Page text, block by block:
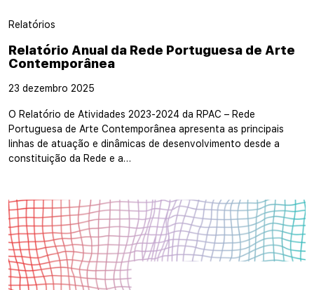
Relatórios
Relatório Anual da Rede Portuguesa de Arte
Contemporânea
23 dezembro 2025
O Relatório de Atividades 2023-2024 da RPAC – Rede
Portuguesa de Arte Contemporânea apresenta as principais
linhas de atuação e dinâmicas de desenvolvimento desde a
constituição da Rede e a…